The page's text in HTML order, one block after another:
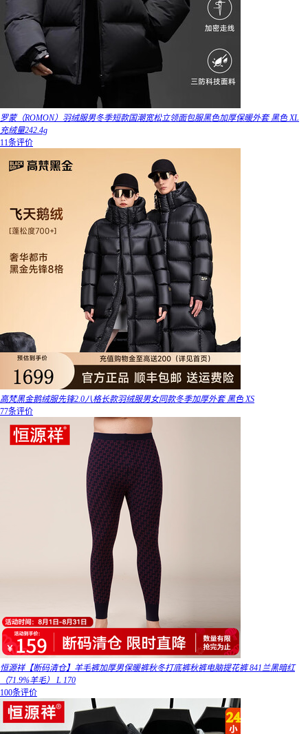
罗蒙（ROMON）羽绒服男冬季短款国潮宽松立领面包服黑色加厚保暖外套 黑色 XL
充绒量242.4g
11条评价
高梵黑金鹅绒服先锋2.0八格长款羽绒服男女同款冬季加厚外套 黑色 XS
77条评价
恒源祥【断码清仓】羊毛裤加厚男保暖裤秋冬打底裤秋裤电脑提花裤 841兰黑暗红
（71.9%羊毛） L 170
100条评价